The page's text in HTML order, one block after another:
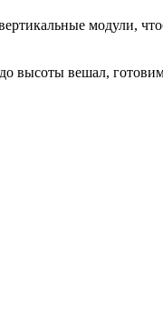
модули,
высоты вешал,